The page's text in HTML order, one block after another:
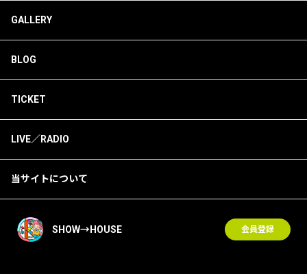
GALLERY
BLOG
TICKET
LIVE／RADIO
当サイトについて
SHOW→HOUSE 会員登録